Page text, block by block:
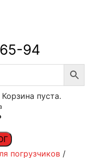
94
Корзина пуста.
погрузчиков /